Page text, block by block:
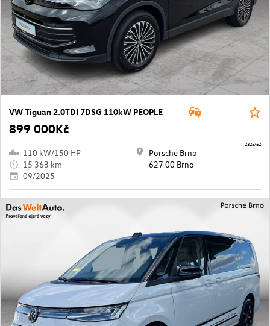
VW Tiguan 2.0TDI 7DSG 110kW PEOPLE
899 000Kč
110 kW/150 HP
15 363 km
09/2025
Porsche Brno
627 00 Brno
2325/62